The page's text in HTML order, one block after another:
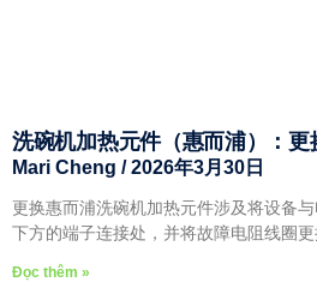
洗碗机加热元件（惠而浦）：更
Mari Cheng 2026年3月30日
更换惠而浦洗碗机加热元件涉及将设备
下方的端子连接处，并将故障电阻线圈更
Đọc thêm »